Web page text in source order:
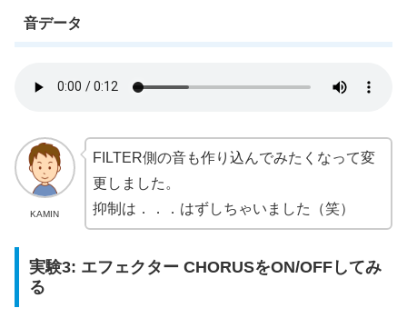
音データ
KAMIN
FILTER側の音も作り込んでみたくなって変
更しました。
抑制は．．．はずしちゃいました（笑）
実験3: エフェクター CHORUSをON/OFFしてみ
る